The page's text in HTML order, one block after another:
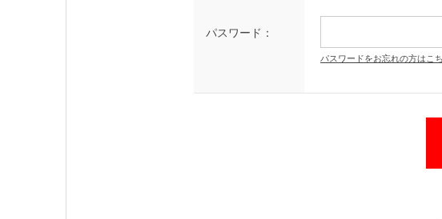
パスワード：
パスワードをお忘れの方はこ